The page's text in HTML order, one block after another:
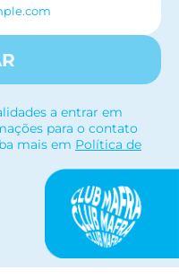
a entrar em
para o contato
mais em Política de